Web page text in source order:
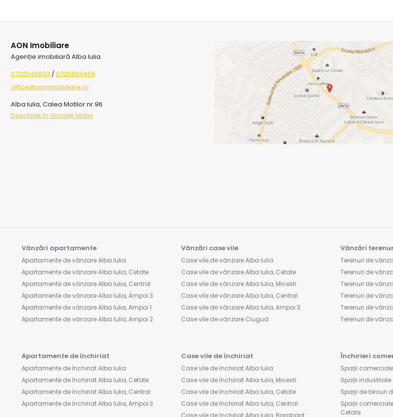
AON Imobiliare
Agenție imobiliară Alba Iulia
0722549933 /0725893459
office@aonimobiliare.ro
Alba Iulia, Calea Motilor nr.96
Deschide în Google Maps
Vânzări apartamente
Apartamente de vânzare Alba Iulia
Apartamente de vânzare Alba Iulia, Cetate
Apartamente de vânzare Alba Iulia, Central
Apartamente de vânzare Alba Iulia, Ampoi 3
Apartamente de vânzare Alba Iulia, Ampoi 1
Apartamente de vânzare Alba Iulia, Ampoi 2
Vânzări case vile
Case vile de vânzare Alba Iulia
Case vile de vânzare Alba Iulia, Cetate
Case vile de vânzare Alba Iulia, Micesti
Case vile de vânzare Alba Iulia, Central
Case vile de vânzare Alba Iulia, Ampoi 3
Case vile de vânzare Ciugud
Vânzări
Terenuri de
Terenuri de
Terenuri de
Terenuri de
Terenuri de
Terenuri de
Apartamente de închiriat
Apartamente de închiriat Alba Iulia
Apartamente de închiriat Alba Iulia, Cetate
Apartamente de închiriat Alba Iulia, Central
Apartamente de închiriat Alba Iulia, Ampoi 3
Case vile de închiriat
Case vile de închiriat Alba Iulia
Case vile de închiriat Alba Iulia, Micesti
Case vile de închiriat Alba Iulia, Cetate
Case vile de închiriat Alba Iulia, Central
Case vile de închiriat Alba Iulia, Barabant
Închirieri
Spații
Spații
Spații de birouri
Spații
Cetate